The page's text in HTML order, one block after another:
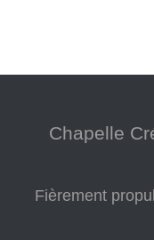
Chapelle
Fièrement